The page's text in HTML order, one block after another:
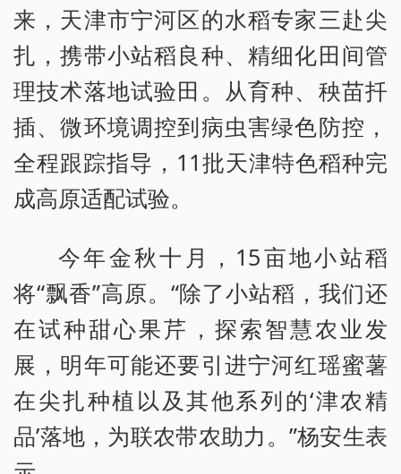
来，天津市宁河区的水稻专家三赴尖
扎，携带小站稻良种、精细化田间管
理技术落地试验田。从育种、秧苗扦
插、微环境调控到病虫害绿色防控，
全程跟踪指导，11批天津特色稻种完
成高原适配试验。
今年金秋十月，15亩地小站稻
将“飘香”高原。“除了小站稻，我们还
在试种甜心果芹，探索智慧农业发
展，明年可能还要引进宁河红瑶蜜薯
在尖扎种植以及其他系列的‘津农精
品’落地，为联农带农助力。”杨安生表